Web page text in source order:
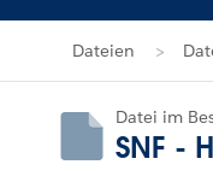
Dateien
Datei im
SNF -